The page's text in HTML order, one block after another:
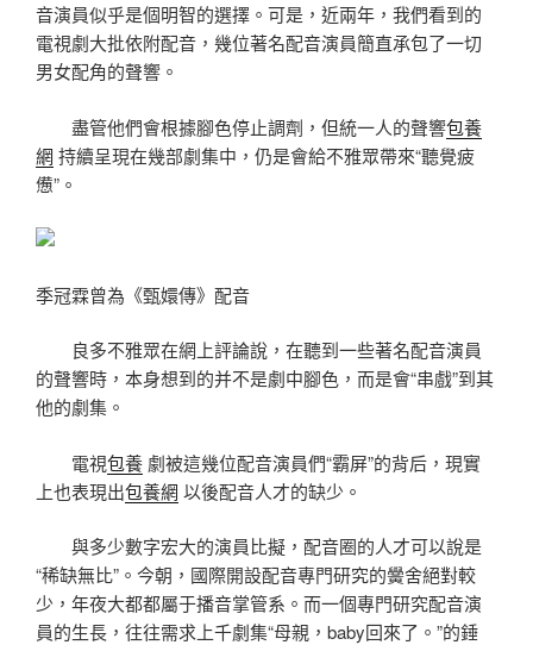
音演員似乎是個明智的選擇。可是，近兩年，我們看到的
電視劇大批依附配音，幾位著名配音演員簡直承包了一切
男女配角的聲響。
盡管他們會根據腳色停止調劑，但統一人的聲響包養
網 持續呈現在幾部劇集中，仍是會給不雅眾帶來“聽覺疲
憊”。
季冠霖曾為《甄嬛傳》配音
良多不雅眾在網上評論說，在聽到一些著名配音演員
的聲響時，本身想到的并不是劇中腳色，而是會“串戲”到其
他的劇集。
電視包養 劇被這幾位配音演員們“霸屏”的背后，現實
上也表現出包養網 以後配音人才的缺少。
與多少數字宏大的演員比擬，配音圈的人才可以說是
“稀缺無比”。今朝，國際開設配音專門研究的黌舍絕對較
少，年夜大都都屬于播音掌管系。而一個專門研究配音演
員的生長，往往需求上千劇集“母親，baby回來了。”的錘